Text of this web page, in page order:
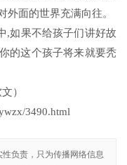
外面的世界充满向往。
,如果不给孩子们讲好故
的这个孩子将来就要秃
）
3490.html
负责，只为传播网络信息